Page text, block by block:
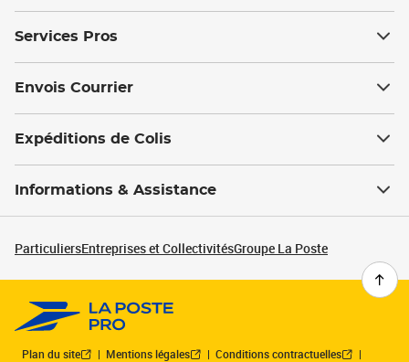
Services Pros
Envois Courrier
Expéditions de Colis
Informations & Assistance
ParticuliersEntreprises et CollectivitésGroupe La Poste
Plan du site Mentions légales Conditions contractuelles